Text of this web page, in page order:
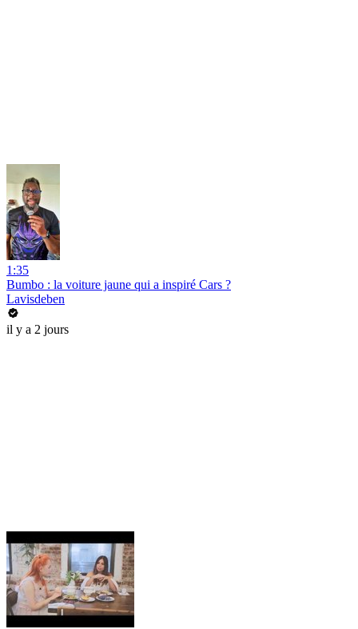
1:35
Bumbo : la voiture jaune qui a inspiré Cars ?
Lavisdeben
il y a 2 jours